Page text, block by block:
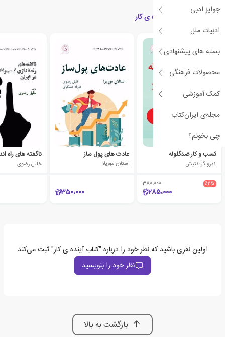
جوایز ادبی
ادبیات ملل
بسته های پیشنهادی
محصولات فرهنگی
کمک آموزشی
مجله‌ی ایران‌کتاب
چی بخونم؟
کتاب های مرتبط با آینده ی کار
ی
ش
ن
ه
ا
د
و
ی
ژ
کسب و کار ضدگلوله
اندرو گریفتیش
٪25 380،000
285،000
عادت های پول ساز
استلان موریلا
350،000
خلیل رضوی
اولین نفری باشید که نظر خود را درباره "کتاب آینده ی کار" ثبت می‌کند
نظر خود را بنویسید
بازگشت به بالا